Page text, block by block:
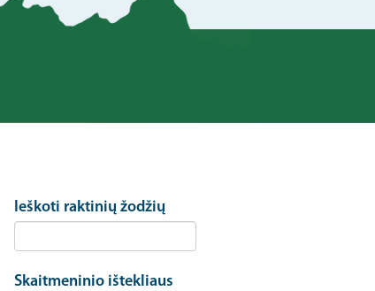
Ieškoti raktinių žodžių
Skaitmeninio ištekliaus